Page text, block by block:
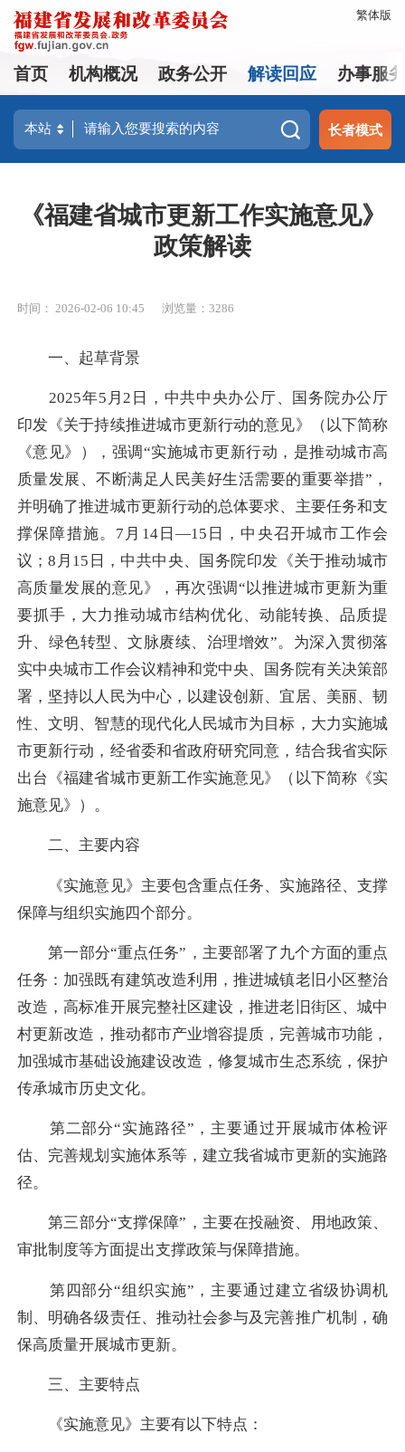
繁体版
首页 机构概况 政务公开 解读回应 办事服
长者模式
《福建省城市更新工作实施意见》
政策解读
时间： 2026-02-06 10:45 浏览量：3286
一、起草背景
2025年5月2日，中共中央办公厅、国务院办公厅
印发《关于持续推进城市更新行动的意见》（以下简称
《意见》），强调“实施城市更新行动，是推动城市高
质量发展、不断满足人民美好生活需要的重要举措”，
并明确了推进城市更新行动的总体要求、主要任务和支
撑保障措施。7月14日—15日，中央召开城市工作会
议；8月15日，中共中央、国务院印发《关于推动城市
高质量发展的意见》，再次强调“以推进城市更新为重
要抓手，大力推动城市结构优化、动能转换、品质提
升、绿色转型、文脉赓续、治理增效”。为深入贯彻落
实中央城市工作会议精神和党中央、国务院有关决策部
署，坚持以人民为中心，以建设创新、宜居、美丽、韧
性、文明、智慧的现代化人民城市为目标，大力实施城
市更新行动，经省委和省政府研究同意，结合我省实际
出台《福建省城市更新工作实施意见》（以下简称《实
施意见》）。
二、主要内容
《实施意见》主要包含重点任务、实施路径、支撑
保障与组织实施四个部分。
第一部分“重点任务”，主要部署了九个方面的重点
任务：加强既有建筑改造利用，推进城镇老旧小区整治
改造，高标准开展完整社区建设，推进老旧街区、城中
村更新改造，推动都市产业增容提质，完善城市功能，
加强城市基础设施建设改造，修复城市生态系统，保护
传承城市历史文化。
第二部分“实施路径”，主要通过开展城市体检评
估、完善规划实施体系等，建立我省城市更新的实施路
径。
第三部分“支撑保障”，主要在投融资、用地政策、
审批制度等方面提出支撑政策与保障措施。
第四部分“组织实施”，主要通过建立省级协调机
制、明确各级责任、推动社会参与及完善推广机制，确
保高质量开展城市更新。
三、主要特点
《实施意见》主要有以下特点：